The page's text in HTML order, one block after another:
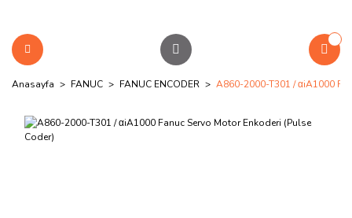
Anasayfa FANUC FANUC ENCODER A860-2000-T301 / αiA1000